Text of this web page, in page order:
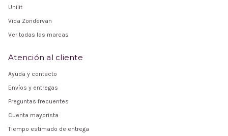
Unilit
Vida Zondervan
Ver todas las marcas
Atención al cliente
Ayuda y contacto
Envíos y entregas
Preguntas frecuentes
Cuenta mayorista
Tiempo estimado de entrega